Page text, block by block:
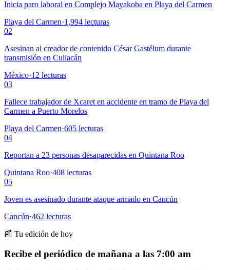
Inicia paro laboral en Complejo Mayakoba en Playa del Carmen
Playa del Carmen·1,994 lecturas
02
Asesinan al creador de contenido César Gastélum durante
transmisión en Culiacán
México·12 lecturas
03
Fallece trabajador de Xcaret en accidente en tramo de Playa del
Carmen a Puerto Morelos
Playa del Carmen·605 lecturas
04
Reportan a 23 personas desaparecidas en Quintana Roo
Quintana Roo·408 lecturas
05
Joven es asesinado durante ataque armado en Cancún
Cancún·462 lecturas
📰 Tu edición de hoy
Recibe el periódico de mañana a las 7:00 am